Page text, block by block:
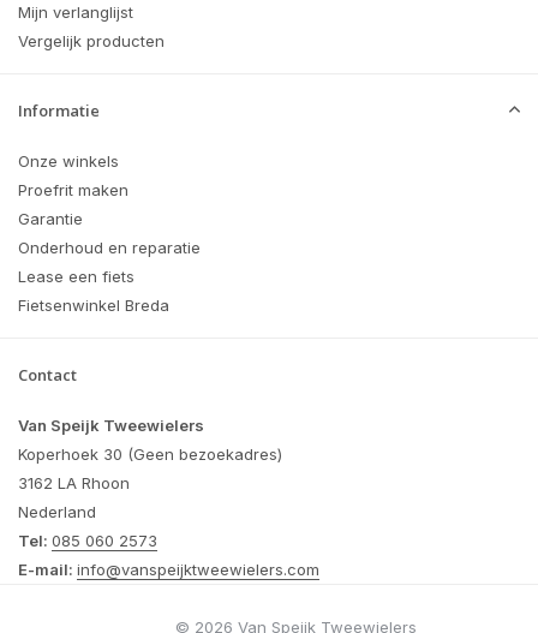
Mijn verlanglijst
Vergelijk producten
Informatie
Onze winkels
Proefrit maken
Garantie
Onderhoud en reparatie
Lease een fiets
Fietsenwinkel Breda
Contact
Van Speijk Tweewielers
Koperhoek 30 (Geen bezoekadres)
3162 LA Rhoon
Nederland
Tel: 085 060 2573
E-mail: info@vanspeijktweewielers.com
© 2026 Van Speijk Tweewielers